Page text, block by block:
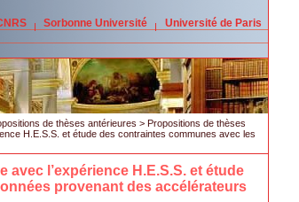
Sorbonne Université Université de Paris
de thèses antérieures > Propositions de thèses
H.E.S.S. et étude des contraintes communes avec les
avec l’expérience H.E.S.S. et étude
provenant des accélérateurs